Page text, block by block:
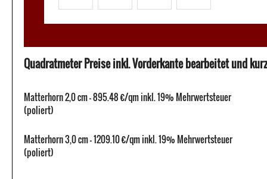
Quadratmeter Preise inkl. Vorderkante bearbeitet und
Matterhorn 2,0 cm - 895.48 €/qm inkl. 19% Mehrwertsteuer
(poliert)
Matterhorn 3,0 cm - 1209.10 €/qm inkl. 19% Mehrwertsteuer
(poliert)